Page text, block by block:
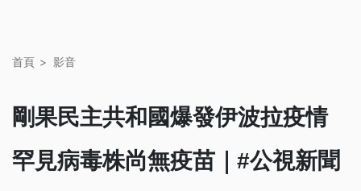
首頁 影音
剛果民主共和國爆發伊波拉疫情
罕見病毒株尚無疫苗｜#公視新聞